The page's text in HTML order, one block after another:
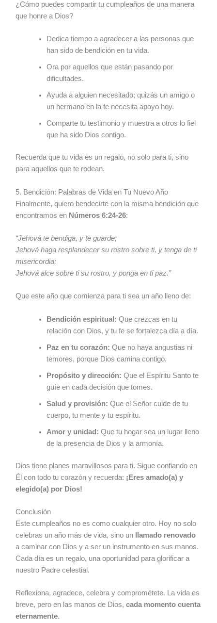
¿Cómo puedes compartir tu cumpleaños de una manera
que honre a Dios?
Dedica tiempo a agradecer a las personas que
han sido de bendición en tu vida.
Ora por aquellos que están pasando por
dificultades.
Ayuda a alguien necesitado; quizás un amigo o
un hermano en la fe necesita apoyo hoy.
Comparte tu testimonio y muestra a otros lo fiel
que ha sido Dios contigo.
Recuerda que tu vida es un regalo, no solo para ti, sino
para aquellos que te rodean.
5. Bendición: Palabras de Vida en Tu Nuevo Año
Finalmente, quiero bendecirte con la misma bendición que
encontramos en Números 6:24-26:
“Jehová te bendiga, y te guarde;
Jehová haga resplandecer su rostro sobre ti, y tenga de ti
misericordia;
Jehová alce sobre ti su rostro, y ponga en ti paz.”
Que este año que comienza para ti sea un año lleno de:
Bendición espiritual: Que crezcas en tu
relación con Dios, y tu fe se fortalezca día a día.
Paz en tu corazón: Que no haya angustias ni
temores, porque Dios camina contigo.
Propósito y dirección: Que el Espíritu Santo te
guíe en cada decisión que tomes.
Salud y provisión: Que el Señor cuide de tu
cuerpo, tu mente y tu espíritu.
Amor y unidad: Que tu hogar sea un lugar lleno
de la presencia de Dios y la armonía.
Dios tiene planes maravillosos para ti. Sigue confiando en
Él con todo tu corazón y recuerda: ¡Eres amado(a) y
elegido(a) por Dios!
Conclusión
Este cumpleaños no es como cualquier otro. Hoy no solo
celebras un año más de vida, sino un
llamado renovado
a caminar con Dios y a ser un instrumento en sus manos.
Cada día es un regalo, una oportunidad para glorificar a
nuestro Padre celestial.
Reflexiona, agradece, celebra y comprométete. La vida es
breve, pero en las manos de Dios,cada momento cuenta
eternamente.